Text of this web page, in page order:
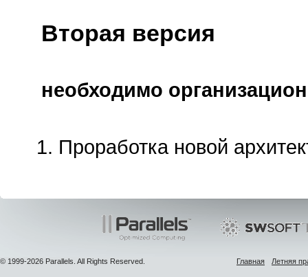
Вторая версия
необходимо
Проработка новой
© 1999-2026 Parallels. All Rights Reserved. Главная Летняя